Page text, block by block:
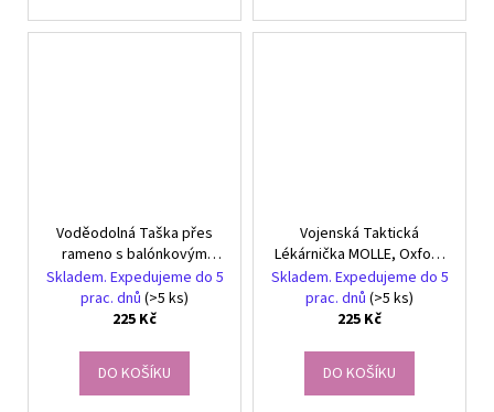
Voděodolná Taška přes
rameno s balónkovým
potiskem, syntetika,
11x19x5 cm, s otvorem
pro sluchátka
Skladem. Expedujeme do 5
prac. dnů (>5 ks)
225 Kč
DO KOŠÍKU
Vojenská Taktická
Lékárnička MOLLE, Oxford
1000D Materiál, Rozměry
20x15x8 cm
Skladem. Expedujeme do 5
prac. dnů (>5 ks)
225 Kč
DO KOŠÍKU